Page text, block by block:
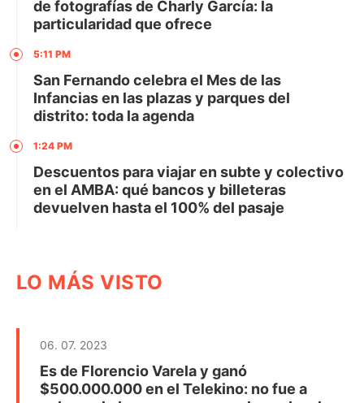
de fotografías de Charly García: la
particularidad que ofrece
5:11 PM
San Fernando celebra el Mes de las
Infancias en las plazas y parques del
distrito: toda la agenda
1:24 PM
Descuentos para viajar en subte y colectivo
en el AMBA: qué bancos y billeteras
devuelven hasta el 100% del pasaje
LO MÁS VISTO
06. 07. 2023
Es de Florencio Varela y ganó
$500.000.000 en el Telekino: no fue a